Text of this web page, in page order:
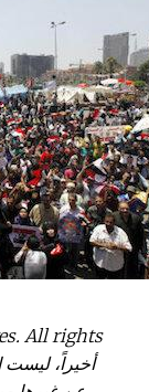
All rights